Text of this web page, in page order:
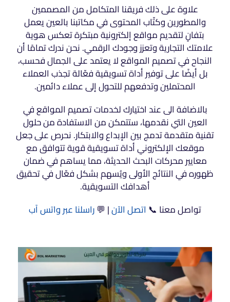
علاوة على ذلك فريقنا المتكامل من المصممين
والمطورين وكتّاب المحتوى في مكاتبنا بالعين يعمل
بتفانٍ لتقديم مواقع إلكترونية مبتكرة تعكس هوية
علامتك التجارية وتعزز وجودك الرقمي. نحن ندرك تمامًا أن
النجاح في تصميم المواقع لا يعتمد على الجمال فحسب،
بل أيضًا على توفير أداة تسويقية فعّالة تجذب العملاء
المحتملين وتدفعهم للتحول إلى عملاء دائمين.
بالاضافة الى عند اختيارك لخدمات تصميم المواقع في
العين التي نقدمها، ستتمكن من الاستفادة من حلول
تقنية متقدمة تدمج بين الإبداع والابتكار. نحرص على جعل
موقعك الإلكتروني أداة تسويقية قوية تتوافق مع
معايير محركات البحث الحديثة، مما يساهم في ضمان
ظهوره في النتائج الأولى ويُسهم بشكل فعّال في تحقيق
أهدافك التسويقية.
تواصل معنا 📞 اتصل الآن| 💬راسلنا عبر واتس آب